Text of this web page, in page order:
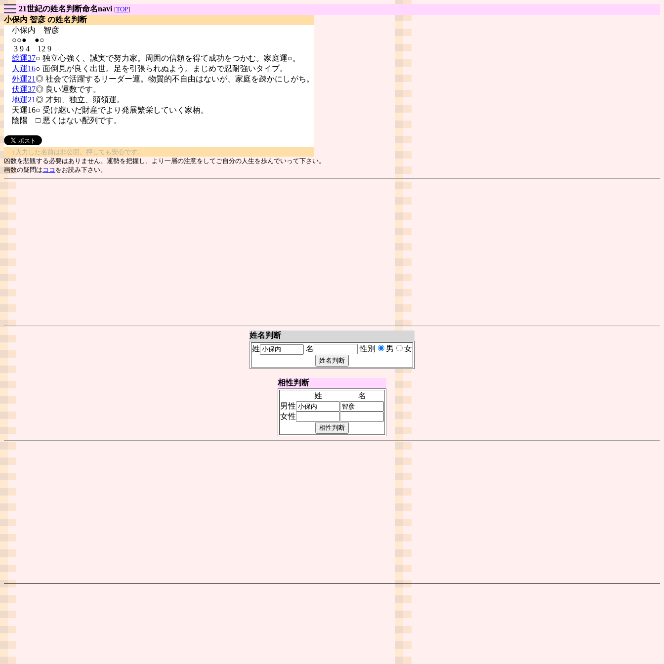
21世紀の姓名判断命名navi [TOP]
小保内 智彦 の姓名判断
小保内 智彦
○○● ●○
3 9 4 12 9
総運37○ 独立心強く、誠実で努力家。周囲の信頼を得て成功をつかむ。家庭運○。
人運16○ 面倒見が良く出世。足を引張られぬよう。まじめで忍耐強いタイプ。
外運21◎ 社会で活躍するリーダー運。物質的不自由はないが、家庭を疎かにしがち。
伏運37◎ 良い運数です。
地運21◎ 才知、独立、頭領運。
天運16○ 受け継いだ財産でより発展繁栄していく家柄。
陰陽 □ 悪くはない配列です。
↑入力した名前は非公開。押しても安心です。
凶数を悲観する必要はありません。運勢を把握し、より一層の注意をしてご自分の人生を歩んでいって下さい。
画数の疑問は ココ をお読み下さい。
姓名判断
姓
名 性別 男 女
相性判断
姓
名
男性
女性